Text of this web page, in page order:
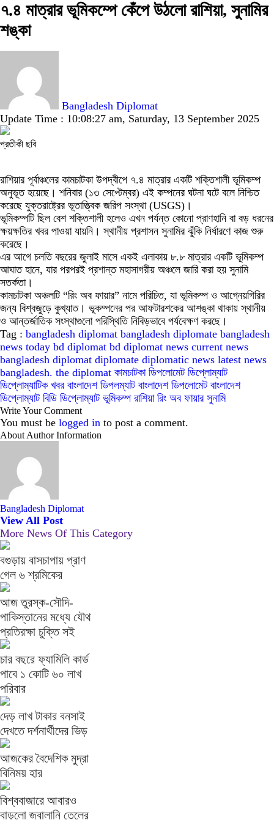
৭.৪ মাত্রার ভূমিকম্পে কেঁপে উঠলো রাশিয়া, সুনামির
শঙ্কা
Bangladesh Diplomat
Update Time : 10:08:27 am, Saturday, 13 September 2025
প্রতীকী ছবি
রাশিয়ার পূর্বাঞ্চলের কামচাটকা উপদ্বীপে ৭.৪ মাত্রার একটি শক্তিশালী ভূমিকম্প
অনুভূত হয়েছে। শনিবার (১৩ সেপ্টেম্বর) এই কম্পনের ঘটনা ঘটে বলে নিশ্চিত
করেছে যুক্তরাষ্ট্রের ভূতাত্ত্বিক জরিপ সংস্থা (USGS)।
ভূমিকম্পটি ছিল বেশ শক্তিশালী হলেও এখন পর্যন্ত কোনো প্রাণহানি বা বড় ধরনের
ক্ষয়ক্ষতির খবর পাওয়া যায়নি। স্থানীয় প্রশাসন সুনামির ঝুঁকি নির্ধারণে কাজ শুরু
করেছে।
এর আগে চলতি বছরের জুলাই মাসে একই এলাকায় ৮.৮ মাত্রার একটি ভূমিকম্প
আঘাত হানে, যার পরপরই প্রশান্ত মহাসাগরীয় অঞ্চলে জারি করা হয় সুনামি
সতর্কতা।
কামচাটকা অঞ্চলটি “রিং অব ফায়ার” নামে পরিচিত, যা ভূমিকম্প ও আগ্নেয়গিরির
জন্য বিশ্বজুড়ে কুখ্যাত। ভূকম্পনের পর আফটারশকের আশঙ্কা থাকায় স্থানীয়
ও আন্তর্জাতিক সংস্থাগুলো পরিস্থিতি নিবিড়ভাবে পর্যবেক্ষণ করছে।
Tag : bangladesh diplomat bangladesh diplomate bangladesh
news today bd diplomat bd diplomat news current news
bangladesh diplomat diplomate diplomatic news latest news
bangladesh. the diplomat কামচাটকা ডিপলোমেট ডিপ্লোম্যাট
ডিপ্লোম্যাটিক খবর বাংলাদেশ ডিপলম্যাট বাংলাদেশ ডিপলোমেট বাংলাদেশ
ডিপ্লোম্যাট বিডি ডিপ্লোম্যাট ভূমিকম্প রাশিয়া রিং অব ফায়ার সুনামি
Write Your Comment
You must be logged in to post a comment.
About Author Information
Bangladesh Diplomat
View All Post
More News Of This Category
বগুড়ায় বাসচাপায় প্রাণ
গেল ৬ শ্রমিকের
আজ তুরস্ক-সৌদি-
পাকিস্তানের মধ্যে যৌথ
প্রতিরক্ষা চুক্তি সই
চার বছরে ফ্যামিলি কার্ড
পাবে ১ কোটি ৬০ লাখ
পরিবার
দেড় লাখ টাকার বনসাই
দেখতে দর্শনার্থীদের ভিড়
আজকের বৈদেশিক মুদ্রা
বিনিময় হার
বিশ্ববাজারে আবারও
বাড়লো জ্বালানি তেলের